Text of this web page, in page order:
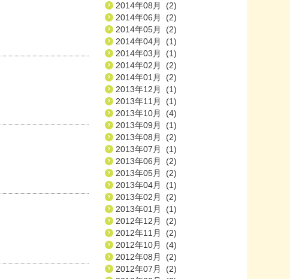
2014年08月 (2)
2014年06月 (2)
2014年05月 (2)
2014年04月 (1)
2014年03月 (1)
2014年02月 (2)
2014年01月 (2)
2013年12月 (1)
2013年11月 (1)
2013年10月 (4)
2013年09月 (1)
2013年08月 (2)
2013年07月 (1)
2013年06月 (2)
2013年05月 (2)
2013年04月 (1)
2013年02月 (2)
2013年01月 (1)
2012年12月 (2)
2012年11月 (2)
2012年10月 (4)
2012年08月 (2)
2012年07月 (2)